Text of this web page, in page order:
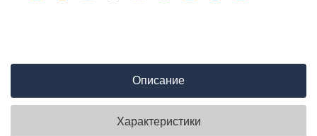
Описание
Характеристики